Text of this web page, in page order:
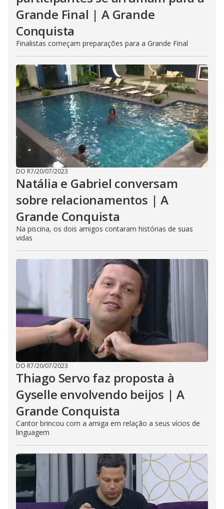
Grande Final | A Grande
Conquista
Finalistas começam preparações para a Grande Final
DO R7/20/07/2023
Natália e Gabriel conversam
sobre relacionamentos | A
Grande Conquista
Na piscina, os dois amigos contaram histórias de suas
vidas
DO R7/20/07/2023
Thiago Servo faz proposta à
Gyselle envolvendo beijos | A
Grande Conquista
Cantor brincou com a amiga em relação a seus vícios de
linguagem